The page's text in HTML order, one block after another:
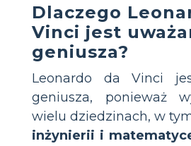
Dlaczego
Vinci jest
geniusza?
Leonardo da Vinci
geniusza, ponieważ
wielu dziedzinach, w
inżynierii i